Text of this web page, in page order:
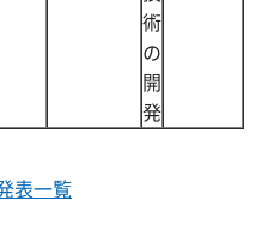
術
の
開
発
表一覧